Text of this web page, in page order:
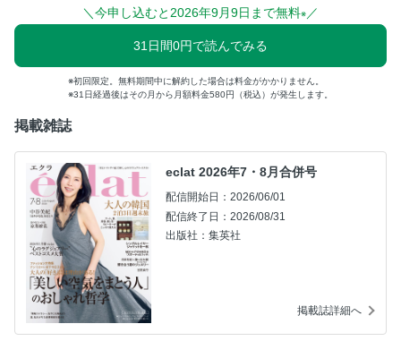
＼今申し込むと2026年9月9日まで無料※ ／
31日間0円で読んでみる
初回限定。無料期間中に解約した場合は料金がかかりません。
31日経過後はその月から月額料金580円（税込）が発生します。
掲載雑誌
eclat 2026年7・8月合併号
配信開始日：2026/06/01
配信終了日：2026/08/31
出版社：集英社
掲載誌詳細へ